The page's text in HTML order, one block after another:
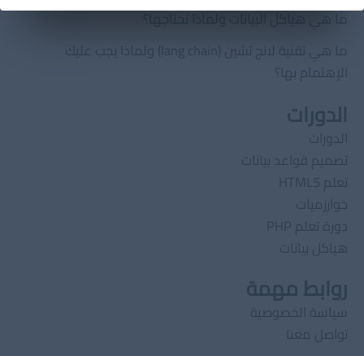
ما هي هياكل البيانات ولماذا نحتاجها؟
ما هي تقنية لانج تشين (lang chain) ولماذا يجب عليك
الإهتمام بها؟
الدورات
الدورات
تصميم قواعد بيانات
تعلم HTML5
خوارزميات
دورة تعلم PHP
هياكل بيانات
روابط مهمة
سياسة الخصوصية
تواصل معنا